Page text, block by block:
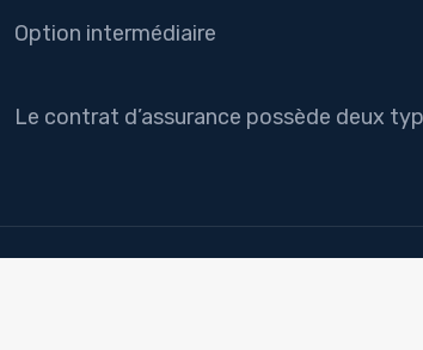
Option intermédiaire
Le contrat d’assurance possède deux